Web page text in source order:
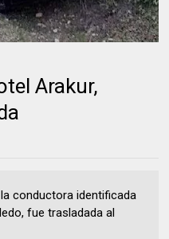
Arakur,
conductora identificada
fue trasladada al